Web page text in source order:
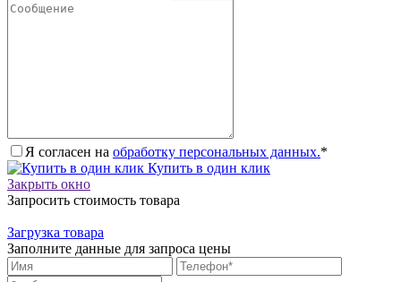
Я согласен на обработку персональных данных.*
Купить в один клик
Закрыть окно
Запросить стоимость товара
Загрузка товара
Заполните данные для запроса цены